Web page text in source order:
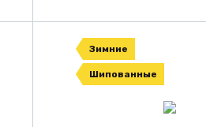
Зимние
Шипованные